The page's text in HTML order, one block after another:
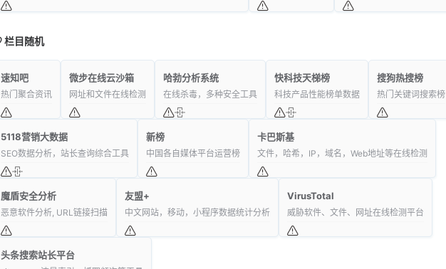
栏目随机
速知吧
热门聚合资讯
微步在线云沙箱
网址和文件在线检测
哈勃分析系统
在线杀毒，多种安全工具
快科技天梯榜
科技产品性能榜单数据
搜狗热搜榜
热门关键词搜索榜
5118营销大数据
SEO数据分析，站长查询综合工具
新榜
中国各自媒体平台运营榜
卡巴斯基
文件，哈希，IP，域名，Web地址等在线检测
魔盾安全分析
恶意软件分析, URL链接扫描
友盟+
中文网站，移动，小程序数据统计分析
VirusTotal
威胁软件、文件、网址在线检测平台
头条搜索站长平台